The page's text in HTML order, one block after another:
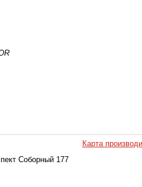
Карта
Соборный 177